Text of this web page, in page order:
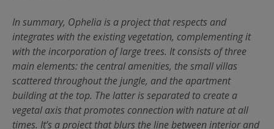
In summary, Ophelia is a project that respects and
integrates with the existing vegetation, complementing it
with the incorporation of large trees. It consists of three
main elements: the central amenities, the small villas
scattered throughout the jungle, and the apartment
building at the top. The latter is separated to create a
vegetal axis that promotes connection with nature at all
times. It’s a project that blurs the line between interior and